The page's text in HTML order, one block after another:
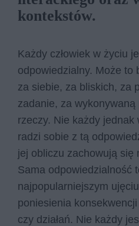
kontekstów.
Każdy człowiek w życiu
odpowiedzialny. Może to
za siebie, za bliskich, za
zadanie, za
rzeczy. Nie każdy jednak
radzi sobie z tą
jej obliczu zachowują się
Sama odpowiedzialność
najpopularniejszym
poniesienia konsekwencji
czy działań. Nie każdy